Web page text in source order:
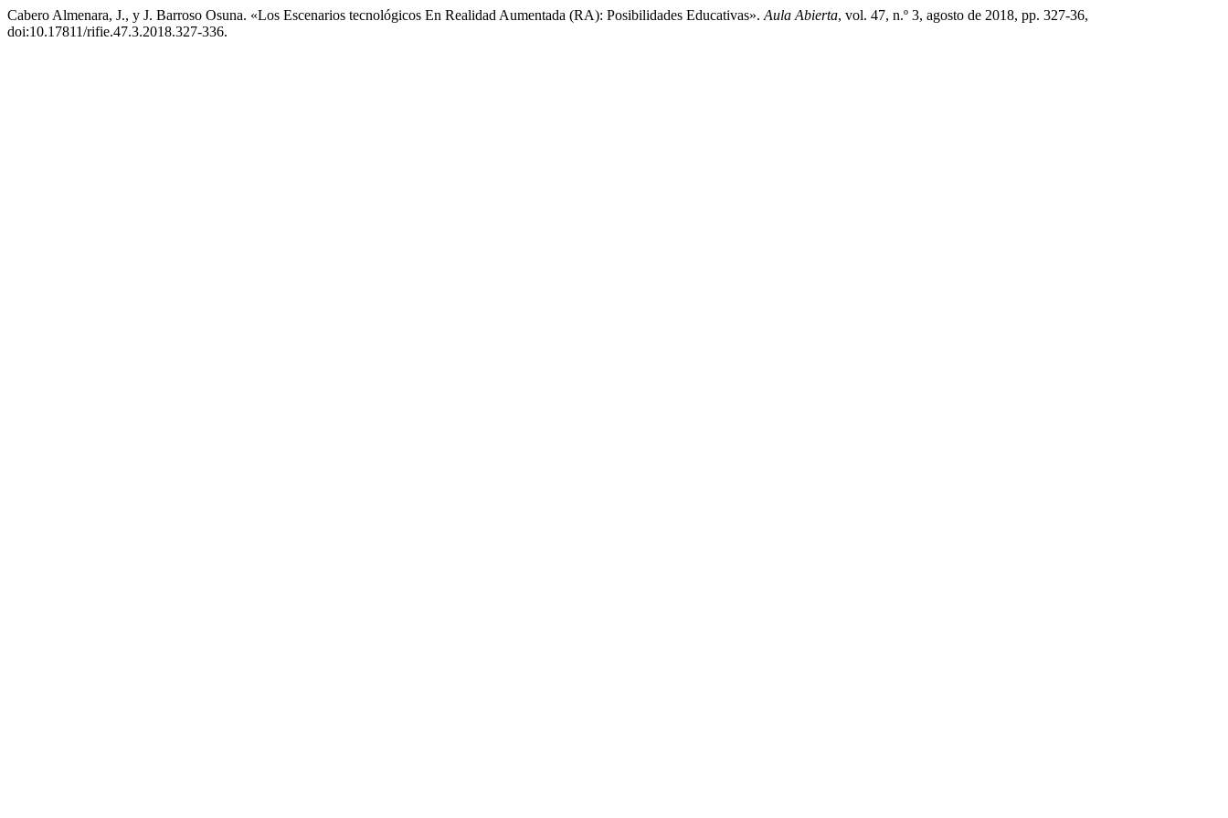
Cabero Almenara, J., y J. Barroso Osuna. «Los Escenarios tecnológicos En Realidad Aumentada (RA): Posibilidades Educativas». Aula Abierta, vol. 47, n.º 3, agosto de 2018, pp. 327-36,
doi:10.17811/rifie.47.3.2018.327-336.